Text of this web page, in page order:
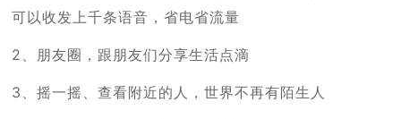
可以收发上千条语音，省电省流量
2、朋友圈，跟朋友们分享生活点滴
3、摇一摇、查看附近的人，世界不再有陌生人